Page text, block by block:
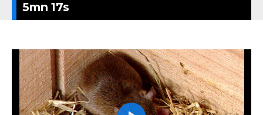
5mn 17s